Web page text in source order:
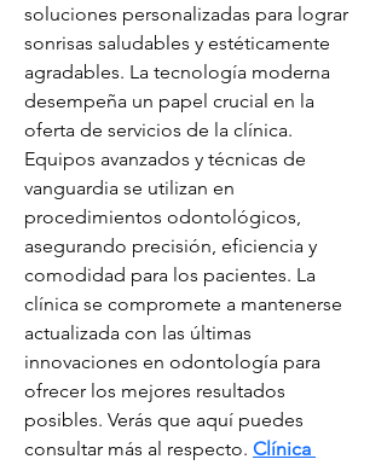
soluciones personalizadas para lograr
sonrisas saludables y estéticamente
agradables. La tecnología moderna
desempeña un papel crucial en la
oferta de servicios de la clínica.
Equipos avanzados y técnicas de
vanguardia se utilizan en
procedimientos odontológicos,
asegurando precisión, eficiencia y
comodidad para los pacientes. La
clínica se compromete a mantenerse
actualizada con las últimas
innovaciones en odontología para
ofrecer los mejores resultados
posibles. Verás que aquí puedes
consultar más al respecto. Clínica